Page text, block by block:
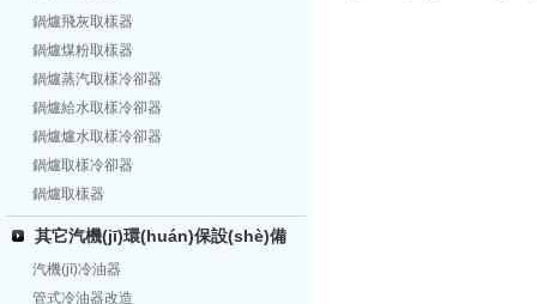
鍋爐飛灰取樣器
鍋爐煤粉取樣器
鍋爐蒸汽取樣冷卻器
鍋爐給水取樣冷卻器
鍋爐爐水取樣冷卻器
鍋爐取樣冷卻器
鍋爐取樣器
其它汽機(jī)環(huán)保設(shè)備
汽機(jī)冷油器
管式冷油器改造